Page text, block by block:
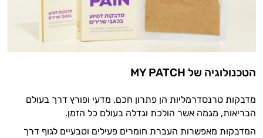
הטכנולוגיה של MY PATCH
מדבקות טרנסדרמליות הן פתרון חכם, מדעי ופורץ דרך בעולם
הבריאות, מגמה אשר הולכת וגדלה בעולם כל הזמן.
המדבקות מאפשרות העברת חומרים פעילים וטבעיים לגוף דרך